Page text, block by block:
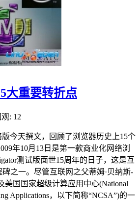
大重要转折点
观: 12
版今天撰文，回顾了浏览器历史上15个
年10月13日是第一款商业化网络浏
测试版面世15周年的日子，这是互
之一。尽管互联网之父蒂姆·贝纳斯-
美国国家超级计算应用中心(National
Applications，以下简称“NCSA”)的一